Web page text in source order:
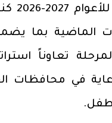
الماضية بما
في محافظات